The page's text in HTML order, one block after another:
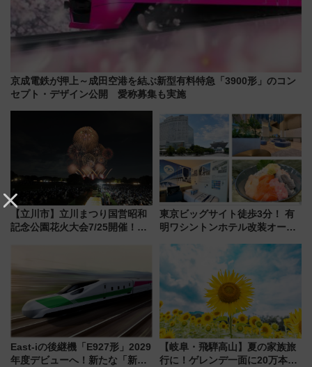
京成電鉄が押上～成田空港を結ぶ新型有料特急「3900形」のコン
セプト・デザイン公開 愛称募集も実施
【立川市】立川まつり国営昭和
記念公園花火大会7/25開催！
東京ビッグサイト徒歩3分！ 有
明ワシントンホテル改装オープ
客室」や海鮮丼が人気の朝食ビ
ュッフェを現地レポ
East-iの後継機「E927形」2029
年度デビューへ！新たな「新幹
【岐阜・飛騨高山】夏の家族旅
行に！ゲレンデ一面に20万本の